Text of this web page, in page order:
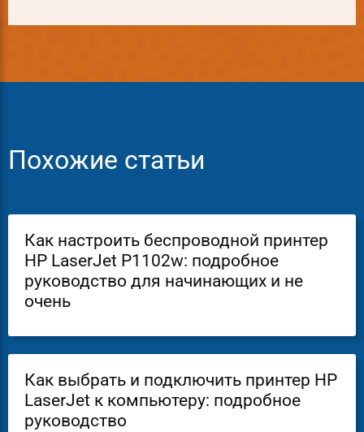
Похожие статьи
Как настроить беспроводной принтер
HP LaserJet P1102w: подробное
руководство для начинающих и не
очень
Как выбрать и подключить принтер HP
LaserJet к компьютеру: подробное
руководство